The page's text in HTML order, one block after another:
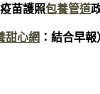
疫苗護照包養管道
甜心網 ：結合早報）